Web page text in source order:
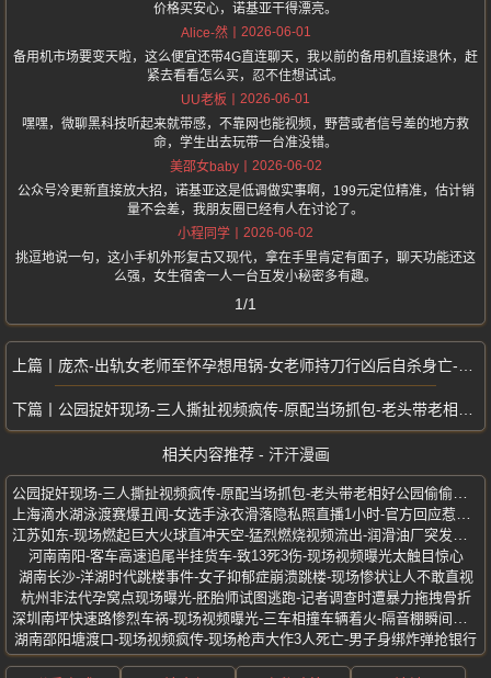
价格买安心，诺基亚干得漂亮。
Alice-然
2026-06-01
备用机市场要变天啦，这么便宜还带4G直连聊天，我以前的备用机直接退休，赶
紧去看看怎么买，忍不住想试试。
UU老板
2026-06-01
嘿嘿，微聊黑科技听起来就带感，不靠网也能视频，野营或者信号差的地方救
命，学生出去玩带一台准没错。
美邵女baby
2026-06-02
公众号冷更新直接放大招，诺基亚这是低调做实事啊，199元定位精准，估计销
量不会差，我朋友圈已经有人在讨论了。
小程同学
2026-06-02
挑逗地说一句，这小手机外形复古又现代，拿在手里肯定有面子，聊天功能还这
么强，女生宿舍一人一台互发小秘密多有趣。
1/1
庞杰-出轨女老师至怀孕想甩锅-女老师持刀行凶后自杀身亡-临沂郯城副校长
公园捉奸现场-三人撕扯视频疯传-原配当场抓包-老头带老相好公园偷偷约会
相关内容推荐 - 汗汗漫画
河南南阳-客车高速追尾半挂货车-致13死3伤-现场视频曝光太触目惊心
湖南长沙-洋湖时代跳楼事件-女子抑郁症崩溃跳楼-现场惨状让人不敢直视
杭州非法代孕窝点现场曝光-胚胎师试图逃跑-记者调查时遭暴力拖拽骨折
湖南邵阳塘渡口-现场视频疯传-现场枪声大作3人死亡-男子身绑炸弹抢银行